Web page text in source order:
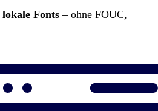
lokale Fonts – ohne FOUC,